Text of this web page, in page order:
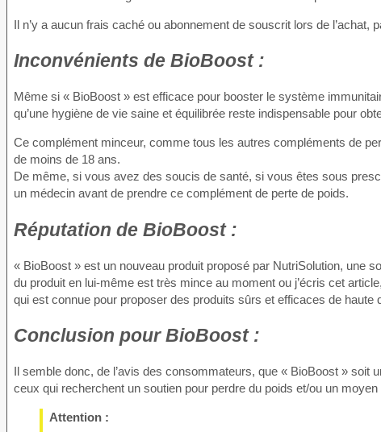
Il n’y a aucun frais caché ou abonnement de souscrit lors de
Inconvénients de BioBoost :
Même si « BioBoost » est efficace pour booster le système
qu’une hygiène de vie saine et équilibrée reste indispensable pour
Ce complément minceur, comme tous les autres compléments de
de moins de 18 ans.
De même, si vous avez des soucis de santé, si vous êtes sous
un médecin avant de prendre ce complément de perte de poids.
Réputation de BioBoost :
« BioBoost » est un nouveau produit proposé par NutriSolution, une
du produit en lui-même est très mince au moment ou j’écris cet
qui est connue pour proposer des produits sûrs et efficaces de haute
Conclusion pour BioBoost :
Il semble donc, de l’avis des consommateurs, que « BioBoost »
ceux qui recherchent un soutien pour perdre du poids et/ou un
Attention :